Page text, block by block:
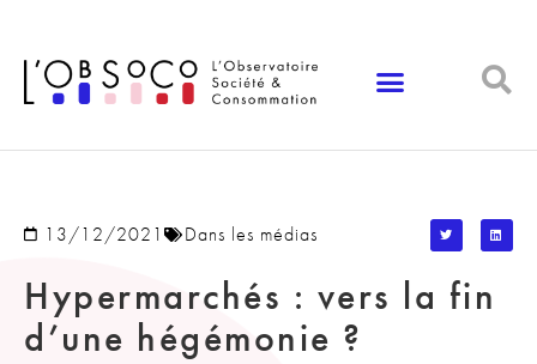
13/12/2021 Dans les médias
Hypermarchés : vers la fin
d’une hégémonie ?